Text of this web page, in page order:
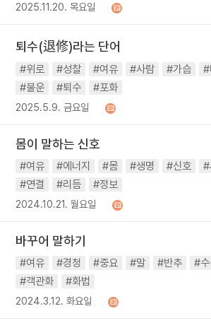
2025.11.20. 목요일
퇴수(退修)라는 단어
#위로 #성찰 #여유 #사람 #가슴 #
#불운
#퇴수 #포화
2025.5.9. 금요일
몸이 말하는 신호
#여유 #에너지 #몸 #생명 #신호 #
#연결
#리듬 #정보
2024.10.21. 월요일
바꾸어 말하기
#여유 #경청 #중요 #말 #반추 #
#객관화
#화법
2024.3.12. 화요일